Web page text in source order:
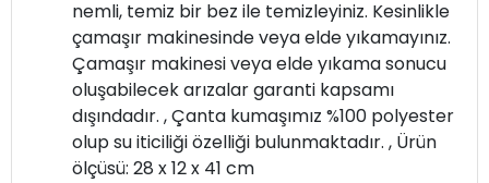
nemli, temiz bir bez ile temizleyiniz. Kesinlikle
çamaşır makinesinde veya elde yıkamayınız.
Çamaşır makinesi veya elde yıkama sonucu
oluşabilecek arızalar garanti kapsamı
dışındadır. , Çanta kumaşımız %100 polyester
olup su iticiliği özelliği bulunmaktadır. , Ürün
ölçüsü: 28 x 12 x 41 cm